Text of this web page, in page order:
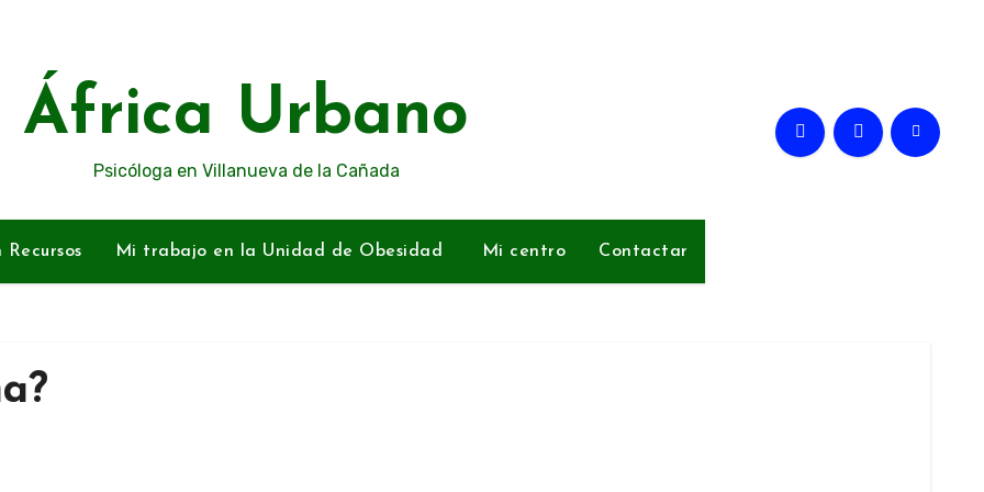
África Urbano
Psicóloga en Villanueva de la Cañada
Mi trabajo en la Unidad de Obesidad Mi centro Contactar